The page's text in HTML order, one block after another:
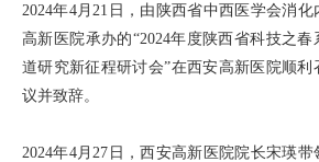
2024年4月21日，由陕西省中西医学会消
高新医院承办的“2024年度陕西省科技之
道研究新征程研讨会”在西安高新医院顺
议并致辞。
2024年4月27日，西安高新医院院长宋瑛